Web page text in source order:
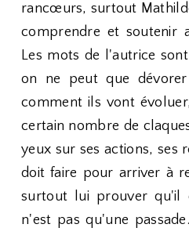
rancœurs, surtout
comprendre et soutenir
Les mots de l'autrice
on ne peut que
comment ils vont
certain nombre de
yeux sur ses actions, ses
doit faire pour arriver à
surtout lui prouver qu'il
n'est pas qu'une